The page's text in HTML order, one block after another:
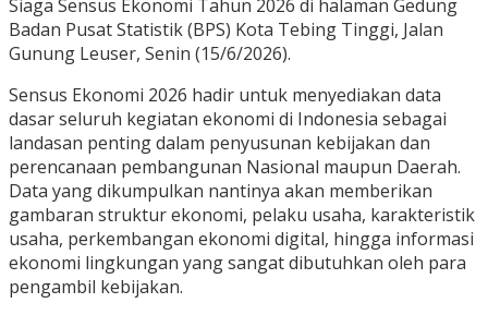
Siaga Sensus Ekonomi Tahun 2026 di halaman Gedung
Badan Pusat Statistik (BPS) Kota Tebing Tinggi, Jalan
Gunung Leuser, Senin (15/6/2026).
Sensus Ekonomi 2026 hadir untuk menyediakan data
dasar seluruh kegiatan ekonomi di Indonesia sebagai
landasan penting dalam penyusunan kebijakan dan
perencanaan pembangunan Nasional maupun Daerah.
Data yang dikumpulkan nantinya akan memberikan
gambaran struktur ekonomi, pelaku usaha, karakteristik
usaha, perkembangan ekonomi digital, hingga informasi
ekonomi lingkungan yang sangat dibutuhkan oleh para
pengambil kebijakan.